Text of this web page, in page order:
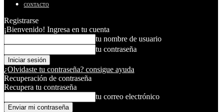
CONTACTO
Registrarse
¡Bienvenido! Ingresa en tu cuenta
tu nombre de usuario
tu contraseña
¿Olvidaste tu contraseña? consigue ayuda
Recuperación de contraseña
Recupera tu contraseña
tu correo electrónico